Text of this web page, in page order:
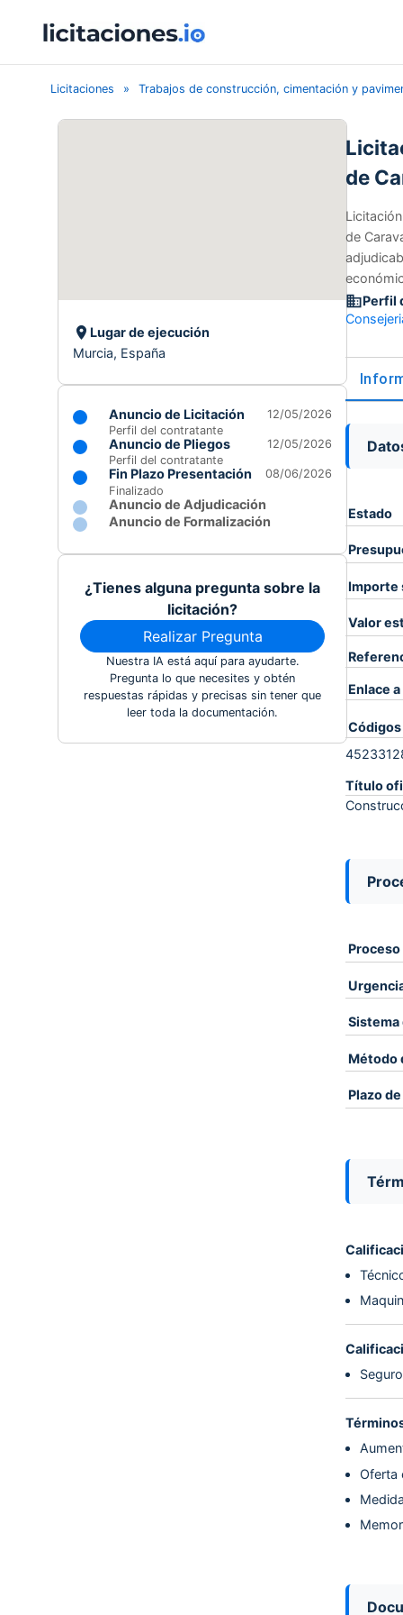
Licitaciones Trabajos de construcción, cimentación y
Lugar de ejecución
Murcia, España
Anuncio de Licitación
12/05/2026
Perfil del contratante
Anuncio de Pliegos
12/05/2026
Perfil del contratante
Fin Plazo Presentación
08/06/2026
Finalizado
Anuncio de Adjudicación
Anuncio de Formalización
¿Tienes alguna pregunta sobre la
licitación?
Realizar Pregunta
Nuestra IA está aquí para ayudarte.
Pregunta lo que necesites y obtén
respuestas rápidas y precisas sin tener que
leer toda la documentación.
de
de
Perfil
Estado
Importe
Valor
Enlace
Códigos
Título
Proceso
Método
Plazo
Oferta